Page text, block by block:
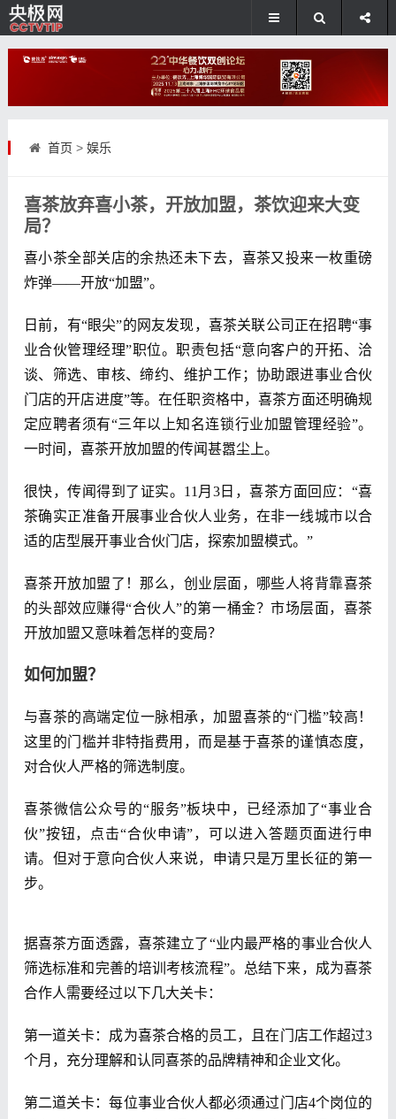
首页 > 娱乐
喜茶放弃喜小茶，开放加盟，茶饮迎来大变
局？
喜小茶全部关店的余热还未下去，喜茶又投来一枚重磅
炸弹——开放“加盟”。
日前，有“眼尖”的网友发现，喜茶关联公司正在招聘“事
业合伙管理经理”职位。职责包括“意向客户的开拓、洽
谈、筛选、审核、缔约、维护工作；协助跟进事业合伙
门店的开店进度”等。在任职资格中，喜茶方面还明确规
定应聘者须有“三年以上知名连锁行业加盟管理经验”。
一时间，喜茶开放加盟的传闻甚嚣尘上。
很快，传闻得到了证实。11月3日，喜茶方面回应：“喜
茶确实正准备开展事业合伙人业务，在非一线城市以合
适的店型展开事业合伙门店，探索加盟模式。”
喜茶开放加盟了！那么，创业层面，哪些人将背靠喜茶
的头部效应赚得“合伙人”的第一桶金？市场层面，喜茶
开放加盟又意味着怎样的变局？
如何加盟？
与喜茶的高端定位一脉相承，加盟喜茶的“门槛”较高！
这里的门槛并非特指费用，而是基于喜茶的谨慎态度，
对合伙人严格的筛选制度。
喜茶微信公众号的“服务”板块中，已经添加了“事业合
伙”按钮，点击“合伙申请”，可以进入答题页面进行申
请。但对于意向合伙人来说，申请只是万里长征的第一
步。
据喜茶方面透露，喜茶建立了“业内最严格的事业合伙人
筛选标准和完善的培训考核流程”。总结下来，成为喜茶
合作人需要经过以下几大关卡：
第一道关卡：成为喜茶合格的员工，且在门店工作超过3
个月，充分理解和认同喜茶的品牌精神和企业文化。
第二道关卡：每位事业合伙人都必须通过门店4个岗位的